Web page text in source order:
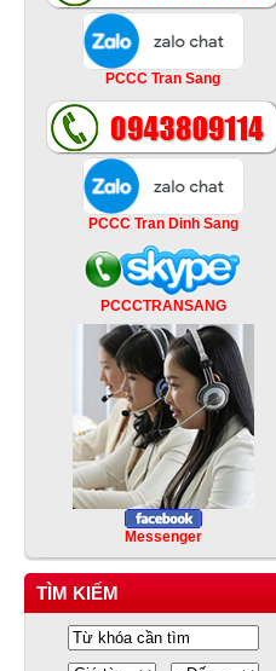
PCCC Tran Sang
PCCC Tran Dinh Sang
PCCCTRANSANG
Messenger
TÌM KIẾM